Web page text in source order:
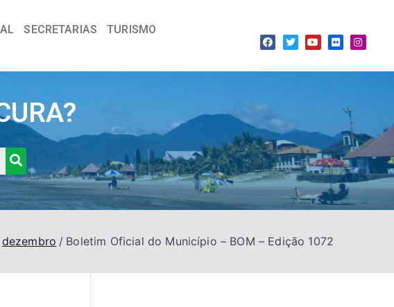
SECRETARIAS TURISMO
dezembro Boletim Oficial do Município – BOM – Edição 1072